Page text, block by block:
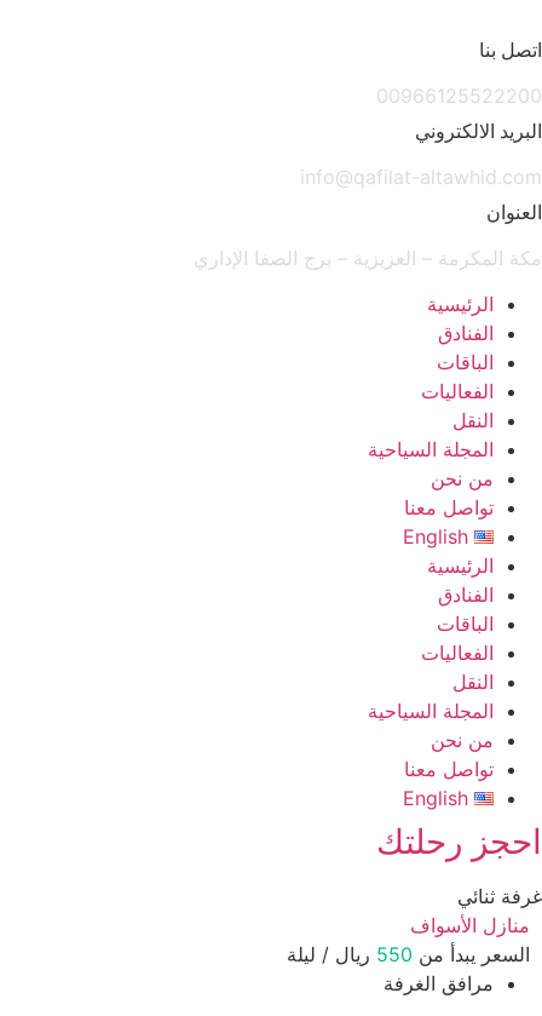
بنا
الالكتروني
info@qafilat-
المكرمة – العزيزية – برج الصفا الإداري
الرئيسية
الفنادق
الباقات
الفعاليات
النقل
المجلة السياحية
من نحن
تواصل معنا
English
الرئيسية
الفنادق
الباقات
الفعاليات
النقل
المجلة السياحية
من نحن
تواصل معنا
English
رحلتك
ثنائي
منازل الأسواف
السعر يبدأ من550ريال / ليلة
مرافق الغرفة